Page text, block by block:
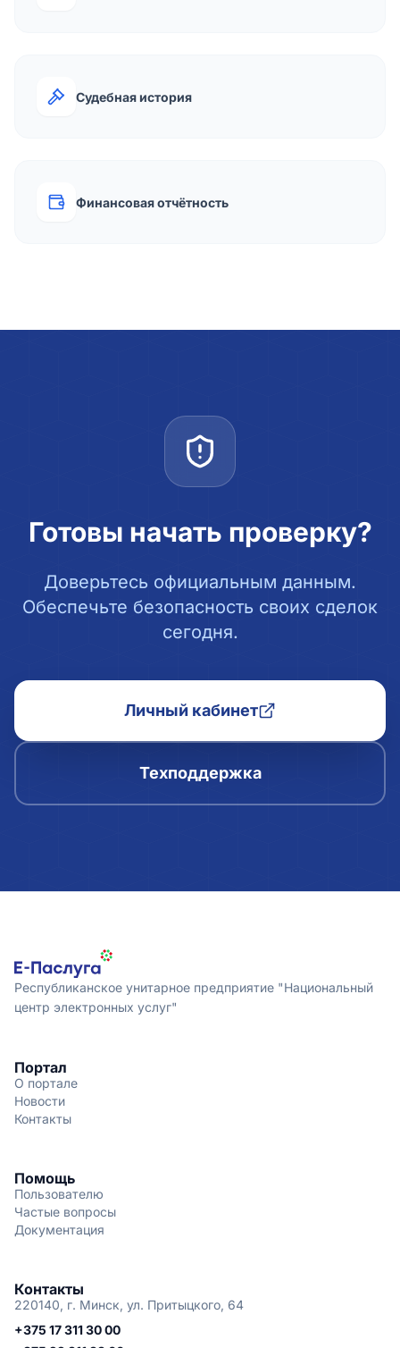
Судебная история
Финансовая отчётность
Готовы начать проверку?
Доверьтесь официальным данным.
Обеспечьте безопасность своих сделок
сегодня.
Личный кабинет
Техподдержка
Республиканское унитарное предприятие "Национальный
центр электронных услуг"
Портал
О портале
Новости
Контакты
Помощь
Пользователю
Частые вопросы
Документация
Контакты
220140, г. Минск, ул. Притыцкого, 64
+375 17 311 30 00